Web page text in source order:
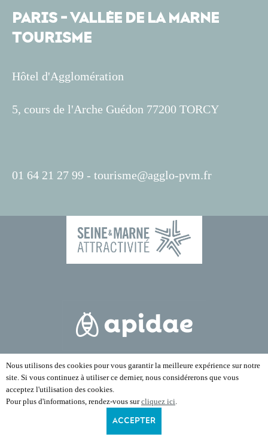
PARIS - VALLÉE DE LA MARNE
TOURISME
Hôtel d'Agglomération
5, cours de l'Arche Guédon 77200 TORCY
01 64 21 27 99 - tourisme@agglo-pvm.fr
Nous utilisons des cookies pour vous garantir la meilleure expérience sur notre
site. Si vous continuez à utiliser ce dernier, nous considérerons que vous
acceptez l'utilisation des cookies.
Pour plus d'informations, rendez-vous surcliquez ici.
ACCEPTER